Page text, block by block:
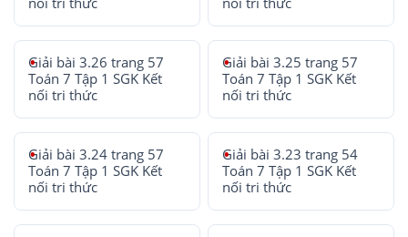
Giải bài 3.26 trang 57
Toán 7 Tập 1 SGK Kết
nối tri thức
Giải bài 3.25 trang 57
Toán 7 Tập 1 SGK Kết
nối tri thức
Giải bài 3.24 trang 57
Toán 7 Tập 1 SGK Kết
nối tri thức
Giải bài 3.23 trang 54
Toán 7 Tập 1 SGK Kết
nối tri thức